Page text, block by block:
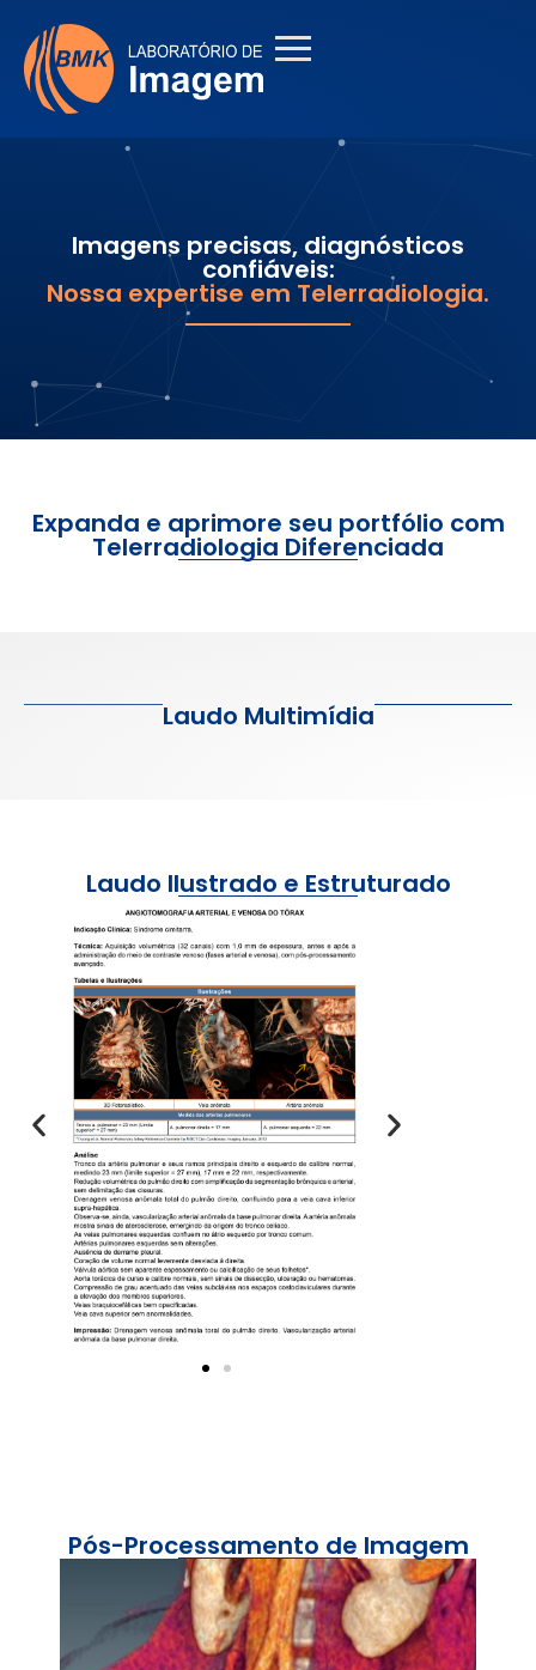
Imagens precisas, diagnósticos
confiáveis:
Nossa expertise em Telerradiologia.
Expanda e aprimore seu portfólio com
Telerradiologia Diferenciada
Laudo Multimídia
Laudo Ilustrado e Estruturado
Pós-Processamento de Imagem